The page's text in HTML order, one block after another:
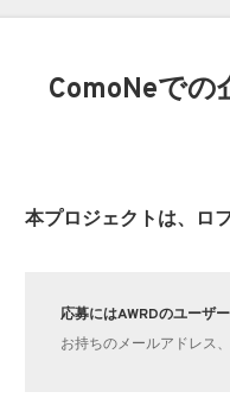
ComoNeで
本プロジェクトは、ロ
応募にはAWRDのユーザ
お持ちのメールアドレス